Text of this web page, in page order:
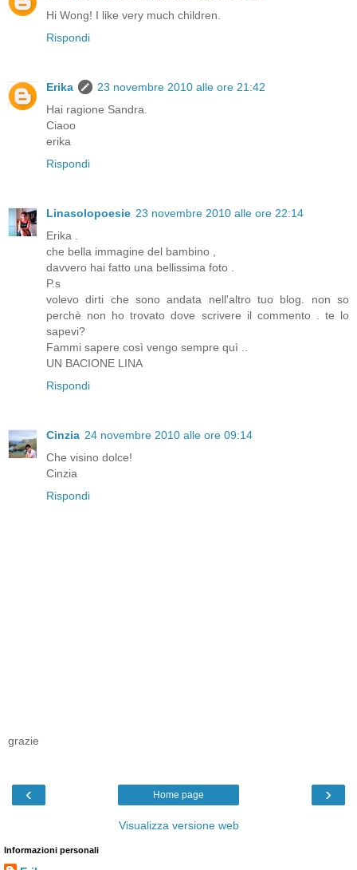
Hi Wong! I like very much children.
Rispondi
Erika
23 novembre 2010 alle ore 21:42
Hai ragione Sandra.
Ciaoo
erika
Rispondi
Linasolopoesie 23 novembre 2010 alle ore 22:14
Erika .
che bella immagine del bambino ,
davvero hai fatto una bellissima foto .
P.s
volevo dirti che sono andata nell'altro tuo blog. non so
perchè non ho trovato dove scrivere il commento . te lo
sapevi?
Fammi sapere così vengo sempre quì ..
UN BACIONE LINA
Rispondi
Cinzia 24 novembre 2010 alle ore 09:14
Che visino dolce!
Cinzia
Rispondi
grazie
‹ ›
Home page
Visualizza versione web
Informazioni personali